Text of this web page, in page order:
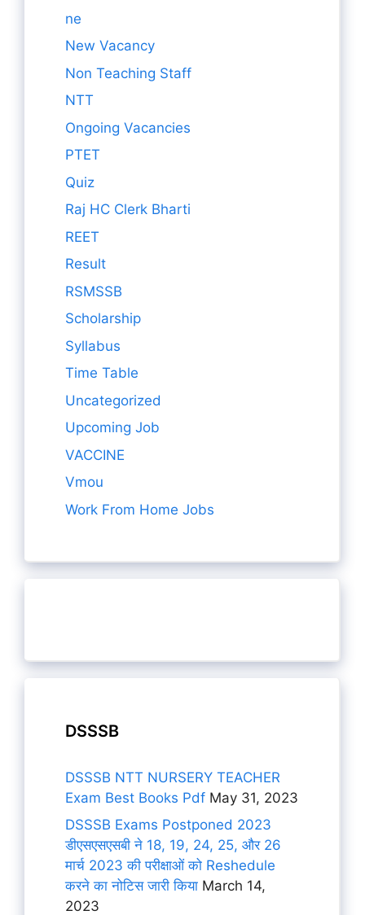
ne
New Vacancy
Non Teaching Staff
NTT
Ongoing Vacancies
PTET
Quiz
Raj HC Clerk Bharti
REET
Result
RSMSSB
Scholarship
Syllabus
Time Table
Uncategorized
Upcoming Job
VACCINE
Vmou
Work From Home Jobs
DSSSB
DSSSB NTT NURSERY TEACHER
Exam Best Books Pdf May 31, 2023
DSSSB Exams Postponed 2023
डीएसएसएसबी ने 18, 19, 24, 25, और 26
मार्च 2023 की परीक्षाओं को Reshedule
करने का नोटिस जारी किया March 14,
2023